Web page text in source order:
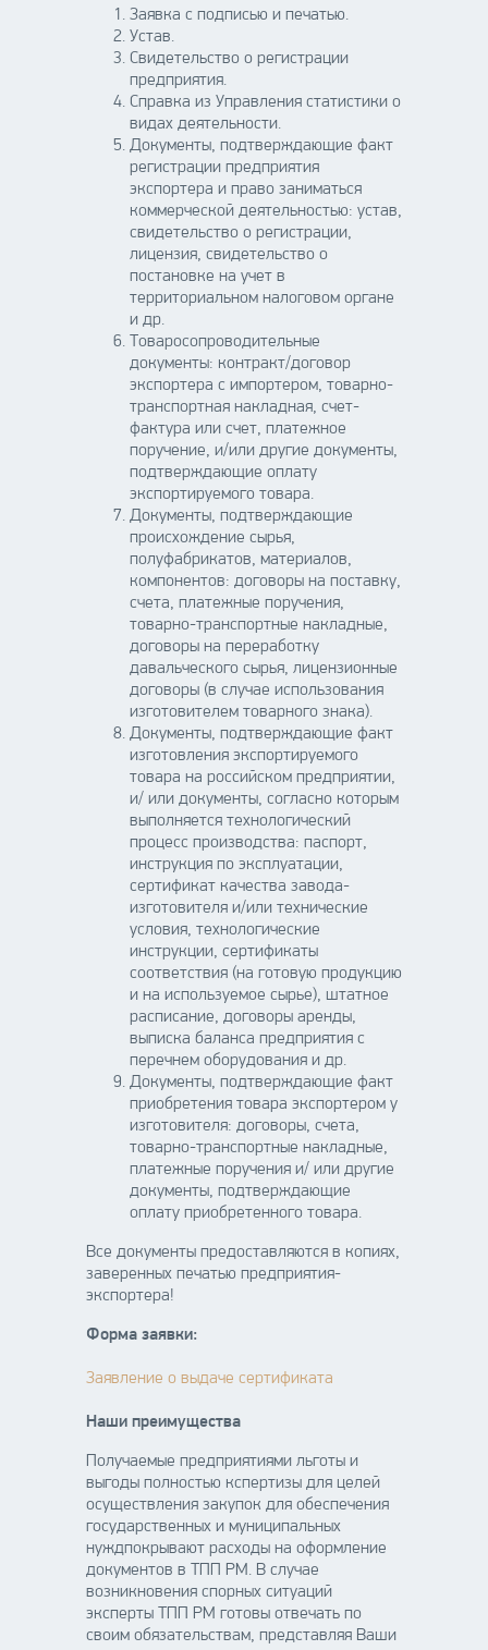
Заявка с подписью и печатью.
Устав.
Свидетельство о регистрации
предприятия.
Справка из Управления статистики о
видах деятельности.
Документы, подтверждающие факт
регистрации предприятия
экспортера и право заниматься
коммерческой деятельностью: устав,
свидетельство о регистрации,
лицензия, свидетельство о
постановке на учет в
территориальном налоговом органе
и др.
Товаросопроводительные
документы: контракт/договор
экспортера с импортером, товарно-
транспортная накладная, счет-
фактура или счет, платежное
поручение, и/или другие документы,
подтверждающие оплату
экспортируемого товара.
Документы, подтверждающие
происхождение сырья,
полуфабрикатов, материалов,
компонентов: договоры на поставку,
счета, платежные поручения,
товарно-транспортные накладные,
договоры на переработку
давальческого сырья, лицензионные
договоры (в случае использования
изготовителем товарного знака).
Документы, подтверждающие факт
изготовления экспортируемого
товара на российском предприятии,
и/ или документы, согласно которым
выполняется технологический
процесс производства: паспорт,
инструкция по эксплуатации,
сертификат качества завода-
изготовителя и/или технические
условия, технологические
инструкции, сертификаты
соответствия (на готовую продукцию
и на используемое сырье), штатное
расписание, договоры аренды,
выписка баланса предприятия с
перечнем оборудования и др.
Документы, подтверждающие факт
приобретения товара экспортером у
изготовителя: договоры, счета,
товарно-транспортные накладные,
платежные поручения и/ или другие
документы, подтверждающие
оплату приобретенного товара.
Все документы предоставляются в копиях,
заверенных печатью предприятия-
экспортера!
Форма заявки:
Заявление о выдаче сертификата
Наши преимущества
Получаемые предприятиями льготы и
выгоды полностью кспертизы для целей
осуществления закупок для обеспечения
государственных и муниципальных
нуждпокрывают расходы на оформление
документов в ТПП РМ. В случае
возникновения спорных ситуаций
эксперты ТПП РМ готовы отвечать по
своим обязательствам, представляя Ваши